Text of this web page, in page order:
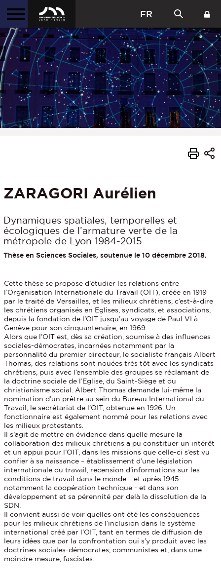
FR
ZARAGORI Aurélien
Dynamiques spatiales, temporelles et
écologiques de l’armature verte de la
métropole de Lyon 1984-2015
Thèse en Sciences Sociales, soutenue le 10 décembre 2018.
Cette thèse se propose d’étudier les relations entre
l’Organisation Internationale du Travail (OIT), créée en 1919
par le traité de Versailles, et les milieux chrétiens, c’est-à-dire
les chrétiens organisés en Eglises, syndicats, et associations,
depuis la fondation de l’OIT jusqu’au voyage de Paul VI à
Genève pour son cinquantenaire, en 1969.
Alors que l’OIT est, dès sa création, soumise à des influences
sociales-démocrates, incarnées notamment par la
personnalité du premier directeur, le socialiste français Albert
Thomas, des relations sont nouées très tôt avec les syndicats
chrétiens, puis avec l’ensemble des groupes se réclamant de
la doctrine sociale de l’Eglise, du Saint-Siège et du
christianisme social. Albert Thomas demande lui-même la
nomination d’un prêtre au sein du Bureau International du
Travail, le secrétariat de l’OIT, obtenue en 1926. Un
fonctionnaire est également nommé pour les relations avec
les milieux protestants.
Il s’agit de mettre en évidence dans quelle mesure la
collaboration des milieux chrétiens a pu constituer un intérêt
et un appui pour l’OIT, dans les missions que celle-ci s’est vu
confier à sa naissance – établissement d’une législation
internationale du travail, recension d’informations sur les
conditions de travail dans le monde – et après 1945 –
notamment la coopération technique - et dans son
développement et sa pérennité par delà la dissolution de la
SDN.
Il convient aussi de voir quelles ont été les conséquences
pour les milieux chrétiens de l’inclusion dans le système
international créé par l’OIT, tant en termes de diffusion de
leurs idées que par la confrontation qui s’y produit avec les
doctrines sociales-démocrates, communistes et, dans une
moindre mesure, fascistes.